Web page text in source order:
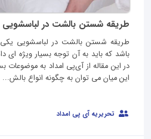
طریقه شستن بالشت در لباسشویی
طریقه شستن بالشت در لباسشویی
باشد که باید به آن توجه بسیار ویژه ای
در این مقاله از آی‌پی امداد به موضوعات
این میان می توان به چگونه انواع بالش...
تحریریه آی پی امداد